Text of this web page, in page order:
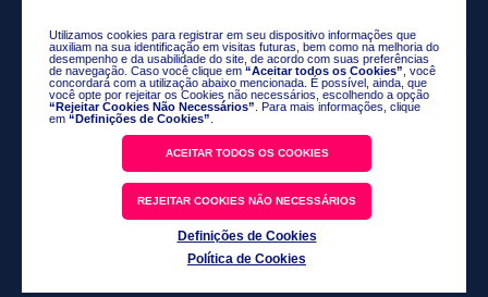
Utilizamos cookies para registrar em seu dispositivo informações que
auxiliam na sua identificação em visitas futuras, bem como na melhoria do
desempenho e da usabilidade do site, de acordo com suas preferências
de navegação. Caso você clique em “Aceitar todos os Cookies” , você
concordará com a utilização abaixo mencionada. É possível, ainda, que
você opte por rejeitar os Cookies não necessários, escolhendo a opção
“Rejeitar Cookies Não Necessários” . Para mais informações, clique
em “Definições de Cookies”
ACEITAR TODOS OS COOKIES
REJEITAR COOKIES NÃO NECESSÁRIOS
Definições de Cookies
Política de Cookies